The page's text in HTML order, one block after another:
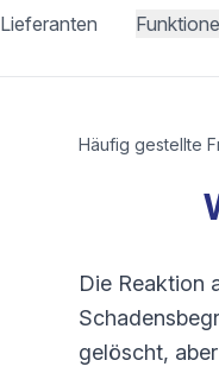
Lieferanten
Häufig gestellte
Die Reaktion
gelöscht,